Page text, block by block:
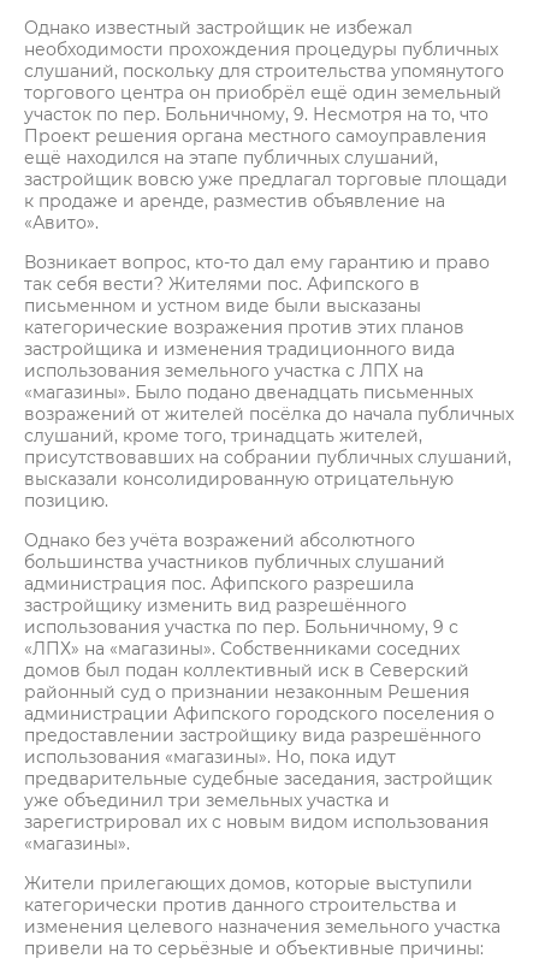
Однако известный застройщик не избежал
необходимости прохождения процедуры публичных
слушаний, поскольку для строительства упомянутого
торгового центра он приобрёл ещё один земельный
участок по пер. Больничному, 9. Несмотря на то, что
Проект решения органа местного самоуправления
ещё находился на этапе публичных слушаний,
застройщик вовсю уже предлагал торговые площади
к продаже и аренде, разместив объявление на
«Авито».
Возникает вопрос, кто-то дал ему гарантию и право
так себя вести? Жителями пос. Афипского в
письменном и устном виде были высказаны
категорические возражения против этих планов
застройщика и изменения традиционного вида
использования земельного участка с ЛПХ на
«магазины». Было подано двенадцать письменных
возражений от жителей посёлка до начала публичных
слушаний, кроме того, тринадцать жителей,
присутствовавших на собрании публичных слушаний,
высказали консолидированную отрицательную
позицию.
Однако без учёта возражений абсолютного
большинства участников публичных слушаний
администрация пос. Афипского разрешила
застройщику изменить вид разрешённого
использования участка по пер. Больничному, 9 с
«ЛПХ» на «магазины». Собственниками соседних
домов был подан коллективный иск в Северский
районный суд о признании незаконным Решения
администрации Афипского городского поселения о
предоставлении застройщику вида разрешённого
использования «магазины». Но, пока идут
предварительные судебные заседания, застройщик
уже объединил три земельных участка и
зарегистрировал их с новым видом использования
«магазины».
Жители прилегающих домов, которые выступили
категорически против данного строительства и
изменения целевого назначения земельного участка
привели на то серьёзные и объективные причины: